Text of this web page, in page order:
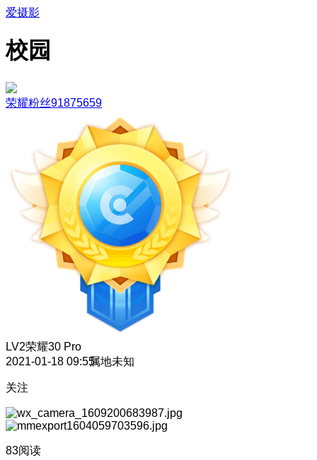
爱摄影
校园
荣耀粉丝91875659
LV2荣耀30 Pro
2021-01-18 09:55属地未知
关注
83阅读